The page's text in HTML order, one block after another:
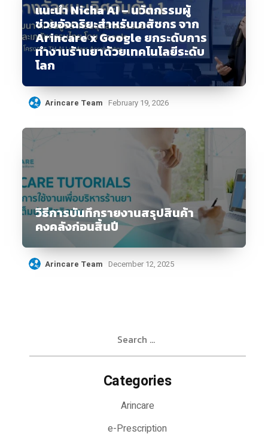
แนะนำ Nicha AI – นวัตกรรมผู้
ช่วยอัจฉริยะสำหรับเภสัชกร จาก
Arincare x Google ยกระดับการ
ทำงานร้านยาด้วยเทคโนโลยีระดับ
โลก
Arincare Team February 19, 2026
วิธีการบันทึกรายงานสรุปสินค้า
คงคลังก่อนสิ้นปี
Arincare Team December 12, 2025
Categories
Arincare
e-Prescription